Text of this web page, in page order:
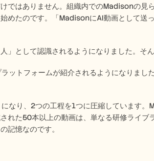
ではありません。組織内でのMadisonの見
めたのです。「MadisonにAI動画として送
」として認識されるようになりました。そ
ットフォームが紹介されるようになりまし
なり、2つの工程を1つに圧縮しています
れた50本以上の動画は、単なる研修ライ
記憶なのです。